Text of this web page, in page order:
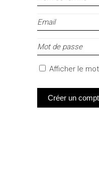
de
famille
Email
Entrez
un
mot
passe
Afficher le
Créer un